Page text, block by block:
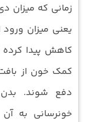
زمانی که میزان
یعنی میزان
کاهش پیدا
کمک خون از
دفع شوند.
خونرسانی به